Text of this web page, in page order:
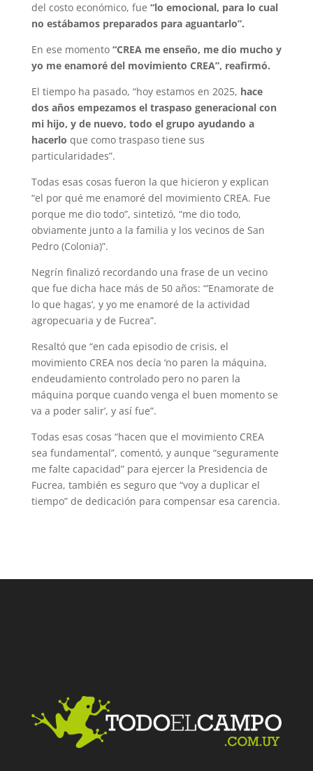
del costo económico, fue “lo emocional, para lo cual
no estábamos preparados para aguantarlo”.
En ese momento “CREA me enseño, me dio mucho y
yo me enamoré del movimiento CREA”, reafirmó.
El tiempo ha pasado, “hoy estamos en 2025, hace
dos años empezamos el traspaso generacional con
mi hijo, y de nuevo, todo el grupo ayudando a
hacerlo que como traspaso tiene sus
particularidades”.
Todas esas cosas fueron la que hicieron y explican
“el por qué me enamoré del movimiento CREA. Fue
porque me dio todo”, sintetizó, “me dio todo,
obviamente junto a la familia y los vecinos de San
Pedro (Colonia)”.
Negrín finalizó recordando una frase de un vecino
que fue dicha hace más de 50 años: “’Enamorate de
lo que hagas’, y yo me enamoré de la actividad
agropecuaria y de Fucrea”.
Resaltó que “en cada episodio de crisis, el
movimiento CREA nos decía ‘no paren la máquina,
endeudamiento controlado pero no paren la
máquina porque cuando venga el buen momento se
va a poder salir’, y así fue”.
Todas esas cosas “hacen que el movimiento CREA
sea fundamental”, comentó, y aunque “seguramente
me falte capacidad” para ejercer la Presidencia de
Fucrea, también es seguro que “voy a duplicar el
tiempo” de dedicación para compensar esa carencia.